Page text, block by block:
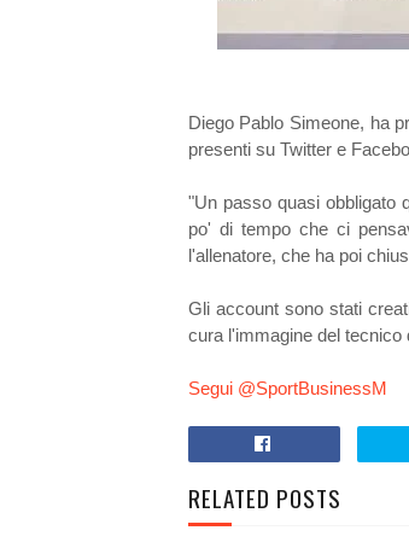
Diego Pablo Simeone, ha
presenti su Twitter e
"Un passo quasi obbligato
po' di tempo che ci
l'allenatore, che ha poi
Gli account sono stati
cura l'immagine del tecnico
Segui @SportBusinessM
RELATED POSTS